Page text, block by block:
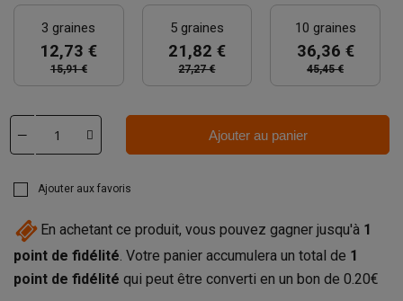
3 graines
12,73 €
15,91 €
5 graines
21,82 €
27,27 €
10 graines
36,36 €
45,45 €
Ajouter au panier
Ajouter aux favoris
En achetant ce produit, vous pouvez gagner jusqu'à 1
point de fidélité. Votre panier accumulera un total de 1
point de fidélité qui peut être converti en un bon de 0.20€